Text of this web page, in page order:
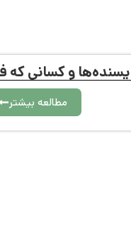
نویسنده‌ها و کسانی
مطالعه بیشتر